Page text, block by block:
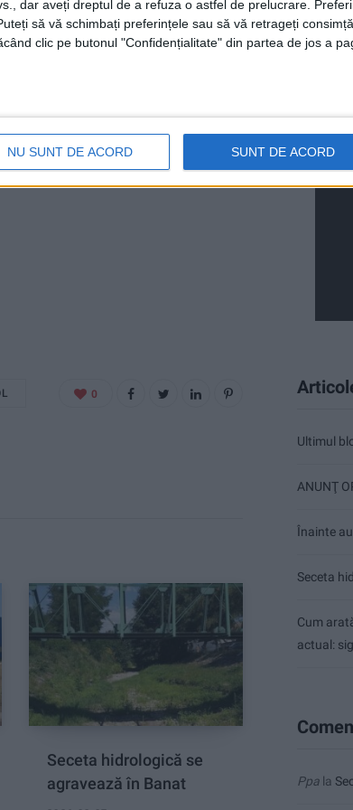
dar aveți dreptul de a refuza o astfel de prelucrare.
să vă schimbați preferințele sau să vă retrageți
clic pe butonul "Confidențialitate" din partea de jos a
NU SUNT DE ACORD SUNT DE ACORD
0
Seceta hidrologică se
agravează în Banat
Ultimul
ANUNŢ
Înainte
Seceta
Cum
actual:
Ppa la